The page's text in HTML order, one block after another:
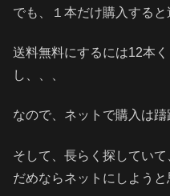
でも、１本だけ購入すると
送料無料にするには12本
し、、、
なので、ネットで購入は躊
そして、長らく探してい
だめならネットにしよう